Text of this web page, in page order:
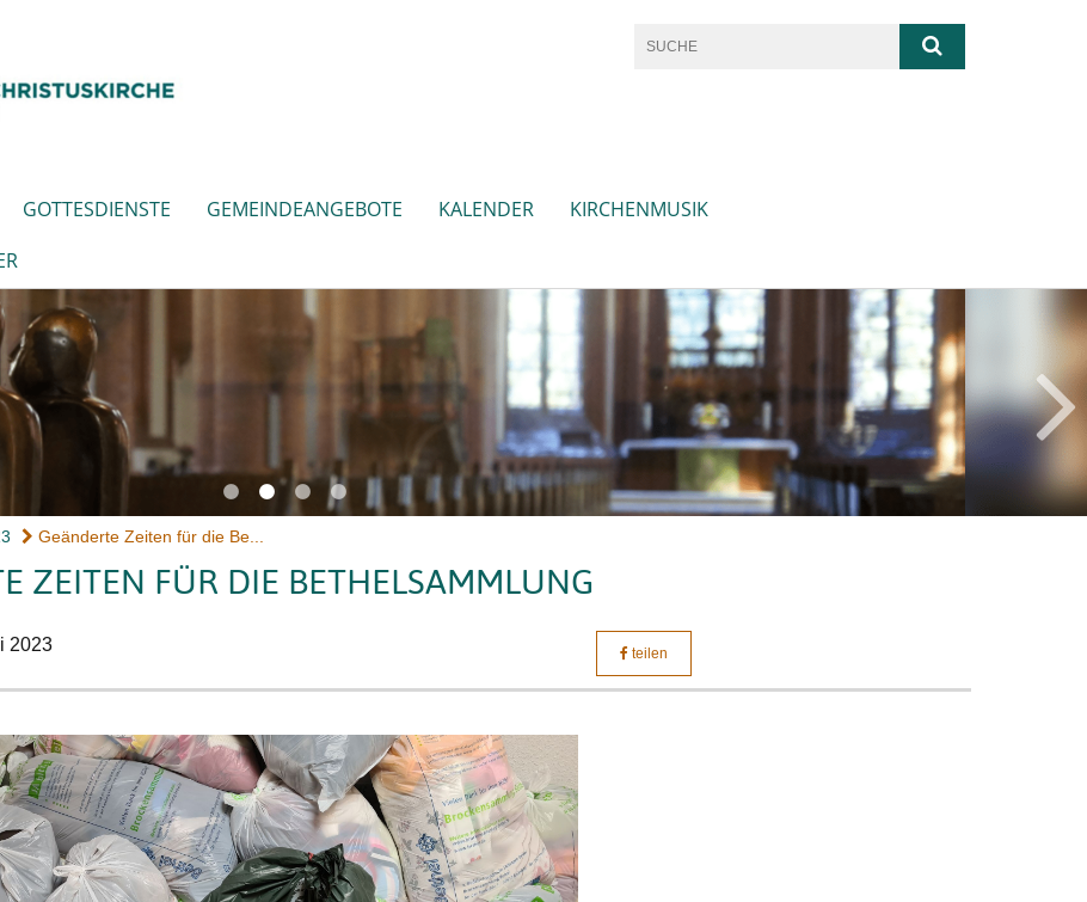
GOTTESDIENSTE GEMEINDEANGEBOTE KALENDER
KIRCHENMUSIK
Geänderte Zeiten für die Be...
ZEITEN FÜR DIE BETHELSAMMLUNG
2023 teilen